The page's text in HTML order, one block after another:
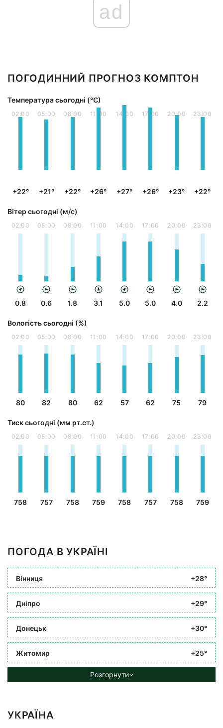
ad
ПОГОДИННИЙ ПРОГНОЗ КОМПТОН
Температура сьогодні (°С)
02:00
+22°
05:00
+21°
08:00
+22°
11:00
+26°
14:00
+27°
17:00
+26°
20:00
+23°
23:00
+22°
Вітер сьогодні (м/с)
02:00
0.8
05:00
0.6
08:00
1.8
11:00
3.1
14:00
5.0
17:00
5.0
20:00
4.0
23:00
2.2
Вологість сьогодні (%)
02:00
80
05:00
82
08:00
80
11:00
62
14:00
57
17:00
62
20:00
75
23:00
79
Тиск сьогодні (мм рт.ст.)
02:00
758
05:00
757
08:00
758
11:00
759
14:00
758
17:00
757
20:00
758
23:00
759
ПОГОДА В УКРАЇНІ
Вінниця +28°
Дніпро +29°
Донецьк +30°
Житомир +25°
Розгорнути
УКРАЇНА